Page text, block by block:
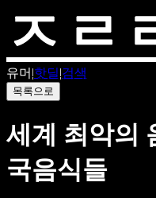
유머 |핫딜|검색
목록으로
세계 최악의
국음식들